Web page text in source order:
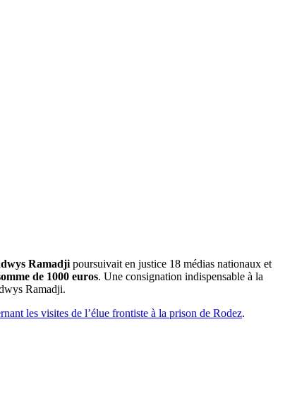
Ramadji poursuivait en justice 18 médias nationaux et
de 1000 euros. Une consignation indispensable à la
Ramadji.
les visites de l’élue frontiste à la prison de Rodez.